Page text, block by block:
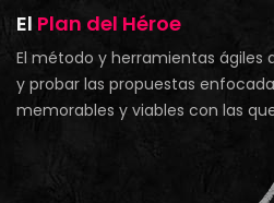
El Plan del Héroe
El método y herramientas ágiles
y probar las propuestas
memorables y viables con las